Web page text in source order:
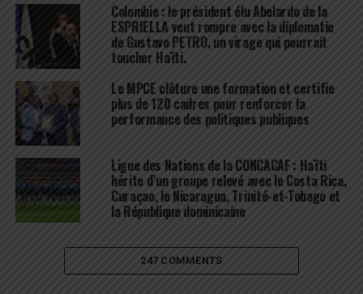
Colombie : le président élu Abelardo de la
ESPRIELLA veut rompre avec la diplomatie
de Gustavo PETRO, un virage qui pourrait
toucher Haïti.
Le MPCE clôture une formation et certifie
plus de 120 cadres pour renforcer la
performance des politiques publiques
Ligue des Nations de la CONCACAF : Haïti
hérite d’un groupe relevé avec le Costa Rica,
Curaçao, le Nicaragua, Trinité-et-Tobago et
la République dominicaine
247 COMMENTS